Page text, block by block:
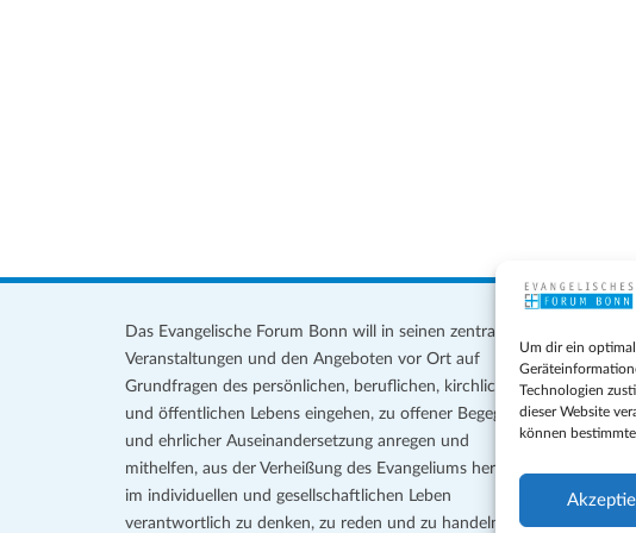
Um dir ein
Technologien
dieser Website
können
Das Evangelische Forum Bonn will in seinen zentralen
Veranstaltungen und den Angeboten vor Ort auf
Grundfragen des persönlichen, beruflichen, kirchlichen
und öffentlichen Lebens eingehen, zu offener Begegnung
und ehrlicher Auseinandersetzung anregen und
mithelfen, aus der Verheißung des Evangeliums heraus
im individuellen und gesellschaftlichen Leben
verantwortlich zu denken, zu reden und zu handeln.